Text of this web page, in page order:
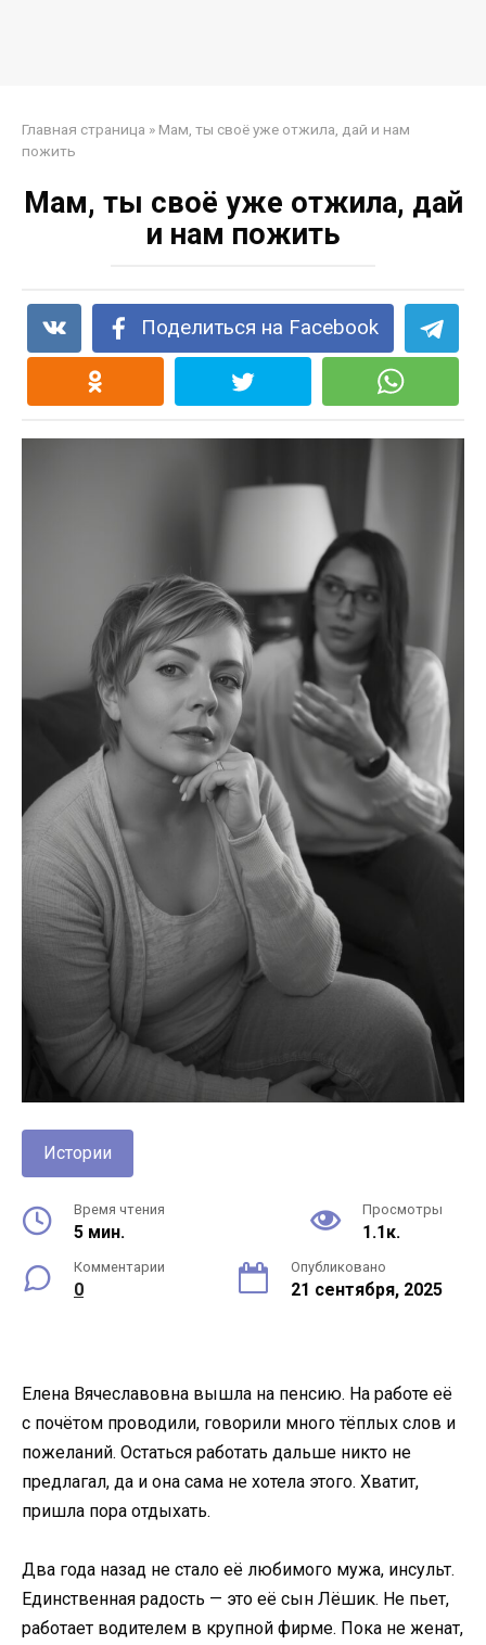
Главная страница » Мам, ты своё уже отжила, дай и нам
пожить
Мам, ты своё уже отжила, дай
и нам пожить
Поделиться на Facebook
Истории
Время чтения
5 мин.
Просмотры
1.1к.
Комментарии
0
Опубликовано
21 сентября, 2025
Елена Вячеславовна вышла на пенсию. На работе её
с почётом проводили, говорили много тёплых слов и
пожеланий. Остаться работать дальше никто не
предлагал, да и она сама не хотела этого. Хватит,
пришла пора отдыхать.
Два года назад не стало её любимого мужа, инсульт.
Единственная радость — это её сын Лёшик. Не пьет,
работает водителем в крупной фирме. Пока не женат,